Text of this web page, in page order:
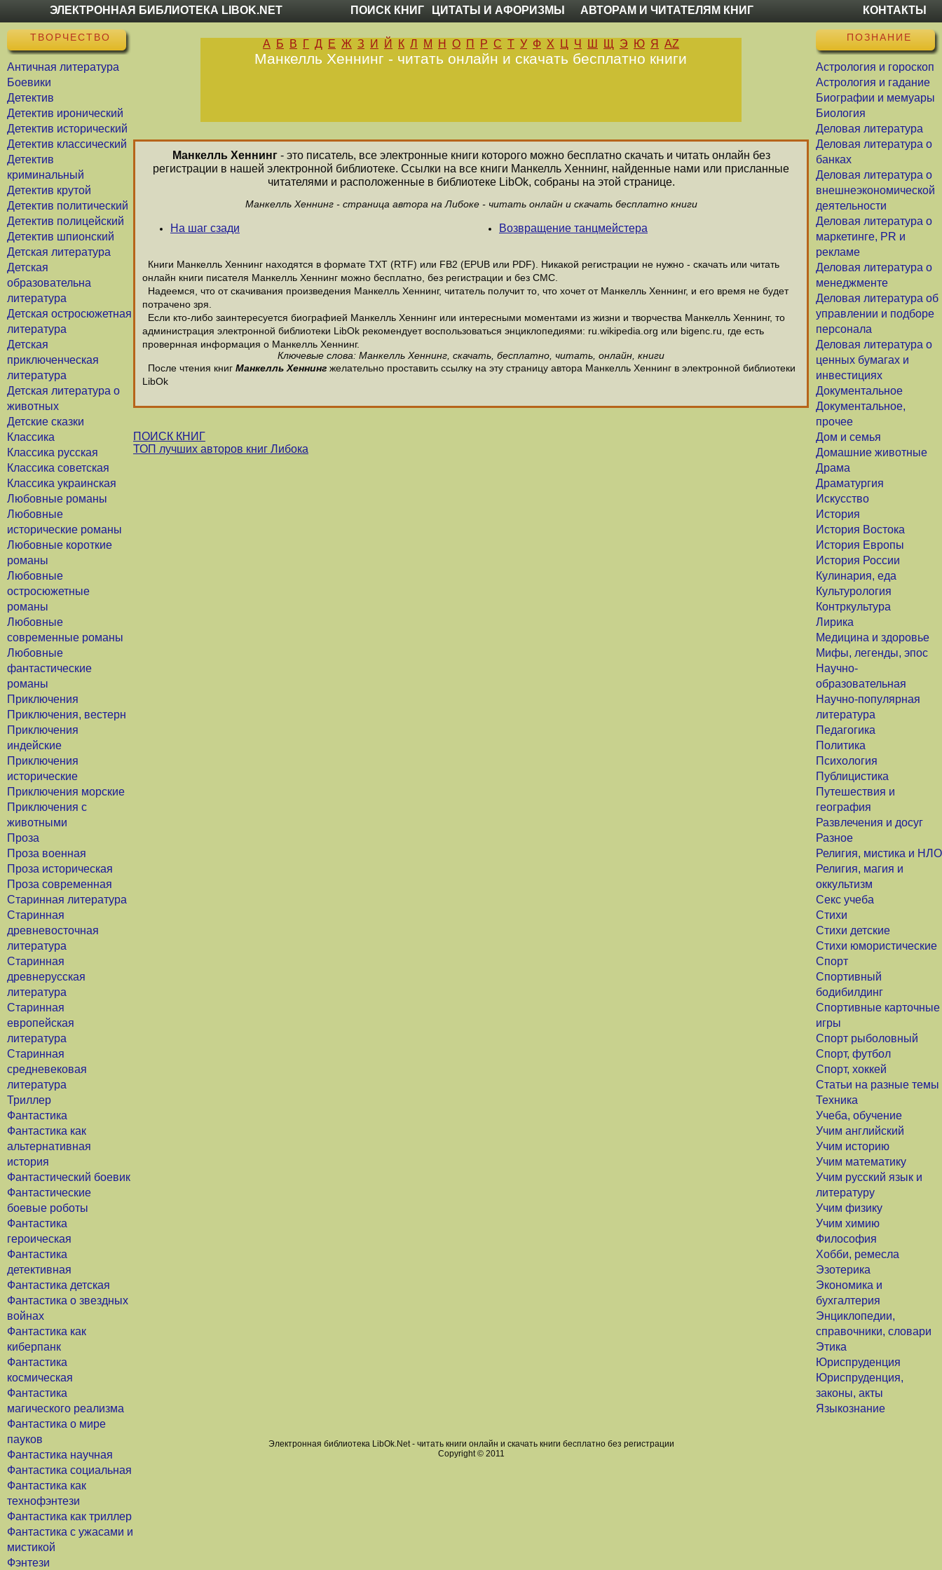
ЭЛЕКТРОННАЯ БИБЛИОТЕКА LIBOK.NET ПОИСК КНИГ ЦИТАТЫ И АФОРИЗМЫ АВТОРАМ И ЧИТАТЕЛЯМ КНИГ КОНТАКТЫ
ТВОРЧЕСТВО
Античная литература
Боевики
Детектив
Детектив иронический
Детектив исторический
Детектив классический
Детектив
криминальный
Детектив крутой
Детектив политический
Детектив полицейский
Детектив шпионский
Детская литература
Детская
образовательна
литература
Детская остросюжетная
литература
Детская
приключенческая
литература
Детская литература о
животных
Детские сказки
Классика
Классика русская
Классика советская
Классика украинская
Любовные романы
Любовные
исторические романы
Любовные короткие
романы
Любовные
остросюжетные
романы
Любовные
современные романы
Любовные
фантастические
романы
Приключения
Приключения, вестерн
Приключения
индейские
Приключения
исторические
Приключения морские
Приключения с
животными
Проза
Проза военная
Проза историческая
Проза современная
Старинная литература
Старинная
древневосточная
литература
Старинная
древнерусская
литература
Старинная
европейская
литература
Старинная
средневековая
литература
Триллер
Фантастика
Фантастика как
альтернативная
история
Фантастический боевик
Фантастические
боевые роботы
Фантастика
героическая
Фантастика
детективная
Фантастика детская
Фантастика о звездных
войнах
Фантастика как
киберпанк
Фантастика
космическая
Фантастика
магического реализма
Фантастика о мире
пауков
Фантастика научная
Фантастика социальная
Фантастика как
технофэнтези
Фантастика как триллер
Фантастика с ужасами и
мистикой
Фэнтези
ПОЗНАНИЕ
Астрология и гороскоп
Астрология и гадание
Биографии и мемуары
Биология
Деловая литература
Деловая литература о
банках
Деловая литература о
внешнеэкономической
деятельности
Деловая литература о
маркетинге, PR и
рекламе
Деловая литература о
менеджменте
Деловая литература об
управлении и подборе
персонала
Деловая литература о
ценных бумагах и
инвестициях
Документальное
Документальное,
прочее
Дом и семья
Домашние животные
Драма
Драматургия
Искусство
История
История Востока
История Европы
История России
Кулинария, еда
Культурология
Контркультура
Лирика
Медицина и здоровье
Мифы, легенды, эпос
Научно-
образовательная
Научно-популярная
литература
Педагогика
Политика
Психология
Публицистика
Путешествия и
география
Развлечения и досуг
Разное
Религия, мистика и НЛО
Религия, магия и
оккультизм
Секс учеба
Стихи
Стихи детские
Стихи юмористические
Спорт
Спортивный
бодибилдинг
Спортивные карточные
игры
Спорт рыболовный
Спорт, футбол
Спорт, хоккей
Статьи на разные темы
Техника
Учеба, обучение
Учим английский
Учим историю
Учим математику
Учим русский язык и
литературу
Учим физику
Учим химию
Философия
Хобби, ремесла
Эзотерика
Экономика и
бухгалтерия
Энциклопедии,
справочники, словари
Этика
Юриспруденция
Юриспруденция,
законы, акты
Языкознание
А Б В Г Д Е Ж З И Й К Л М Н О П Р С Т У Ф Х Ц Ч Ш Щ Э Ю Я AZ
Манкелль Хеннинг - читать онлайн и скачать бесплатно книги
Манкелль Хеннинг- это писатель, все электронные книги которого можно бесплатно скачать и читать онлайн без
регистрации в нашей электронной библиотеке. Ссылки на все книги Манкелль Хеннинг, найденные нами или присланные
читателями и расположенные в библиотеке LibOk, собраны на этой странице.
Манкелль Хеннинг - страница автора на Либоке - читать онлайн и скачать бесплатно книги
На шаг сзади Возвращение танцмейстера
Книги Манкелль Хеннинг находятся в формате ТХТ (RTF) или FB2 (EPUB или PDF). Никакой регистрации не нужно - скачать или читать
онлайн книги писателя Манкелль Хеннинг можно бесплатно, без регистрации и без СМС.
Надеемся, что от скачивания произведения Манкелль Хеннинг, читатель получит то, что хочет от Манкелль Хеннинг, и его время не будет
потрачено зря.
Если кто-либо заинтересуется биографией Манкелль Хеннинг или интересными моментами из жизни и творчества Манкелль Хеннинг, то
администрация электронной библиотеки LibOk рекомендует воспользоваться энциклопедиями: ru.wikipedia.org или bigenc.ru, где есть
провернная информация о Манкелль Хеннинг.
Ключевые слова: Манкелль Хеннинг, скачать, бесплатно, читать, онлайн, книги
После чтения книг Манкелль Хеннинг желательно проставить ссылку на эту страницу автора Манкелль Хеннинг в электронной библиотеки
LibOk
ПОИСК КНИГ
ТОП лучших авторов книг Либока
Электронная библиотека LibOk.Net - читать книги онлайн и скачать книги бесплатно без регистрации
Copyright © 2011